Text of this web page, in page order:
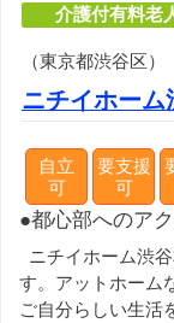
介護付有料老
（東京都渋谷区）
ニチイホーム
自立
可
要支援
可
●都心部へのア
ニチイホーム渋
す。アットホーム
ご自分らしい生活